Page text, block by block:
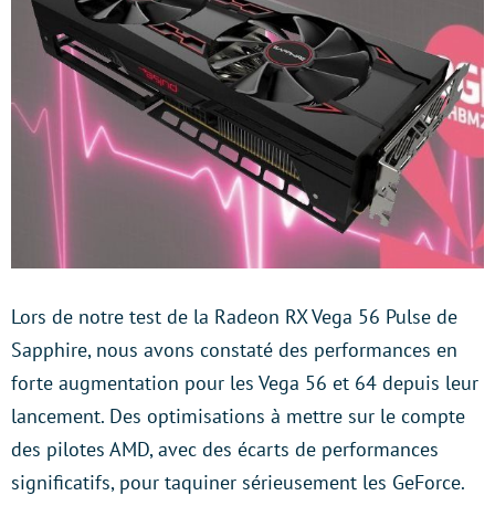
Lors de notre test de la Radeon RX Vega 56 Pulse de
Sapphire, nous avons constaté des performances en
forte augmentation pour les Vega 56 et 64 depuis leur
lancement. Des optimisations à mettre sur le compte
des pilotes AMD, avec des écarts de performances
significatifs, pour taquiner sérieusement les GeForce.